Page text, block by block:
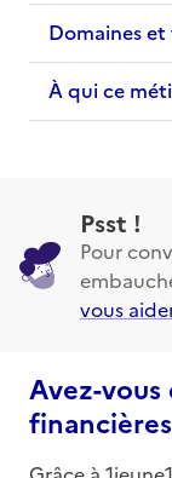
Domaines
À qui ce
Psst !
Pour
vous
Avez-vous
Grâce à